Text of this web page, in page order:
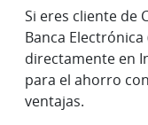
Si eres cliente de
Banca
directamente en
para el ahorro
ventajas.